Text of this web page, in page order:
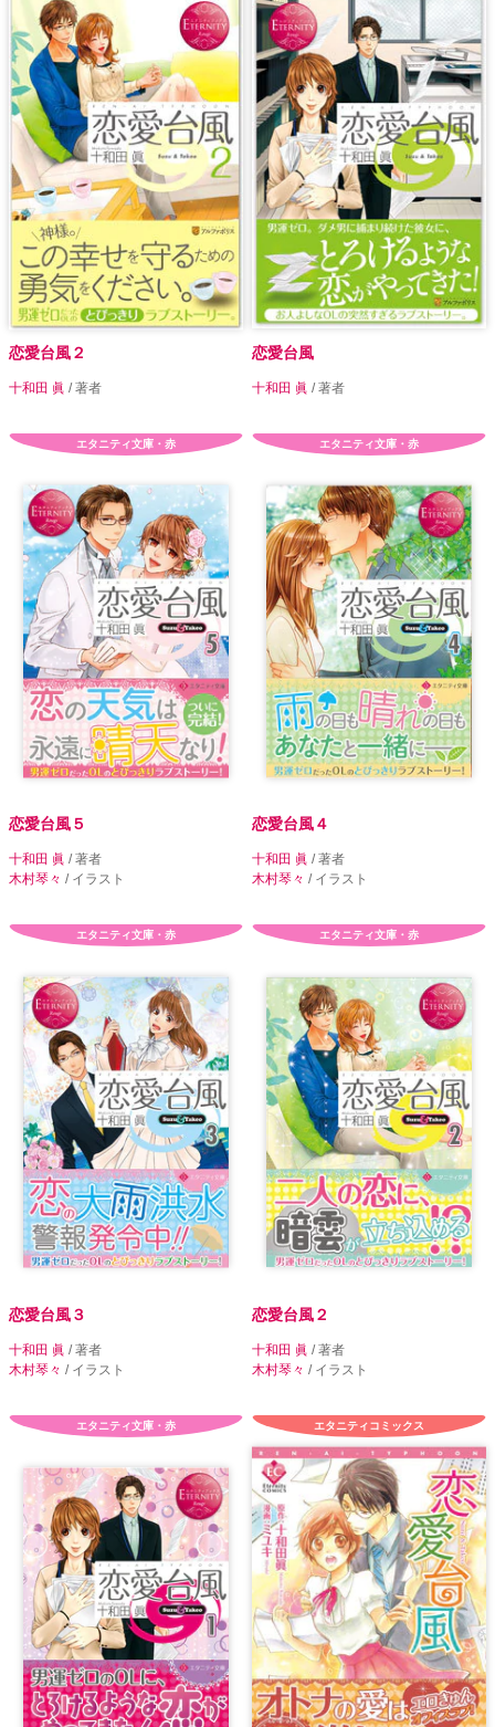
恋愛台風２
十和田 眞 / 著者
恋愛台風
十和田 眞 / 著者
エタニティ文庫・赤
恋愛台風５
十和田 眞 / 著者
木村琴々 / イラスト
エタニティ文庫・赤
恋愛台風４
十和田 眞 / 著者
木村琴々 / イラスト
エタニティ文庫・赤
恋愛台風３
十和田 眞 / 著者
木村琴々 / イラスト
エタニティ文庫・赤
恋愛台風２
十和田 眞 / 著者
木村琴々 / イラスト
エタニティ文庫・赤 エタニティコミックス